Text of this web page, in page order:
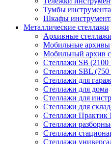
Тумбы
Шкафы
Металлические стеллажи
Архивные стеллажи
Мобильные архивы
Мобильный архив
Стеллажи SB (2100
Стеллажи SBL (750
Стеллажи для
Стеллажи для дома
Стеллажи для
Стеллажи для
Стеллажи Практик
Стеллажи
Стеллажи
Стеллажи